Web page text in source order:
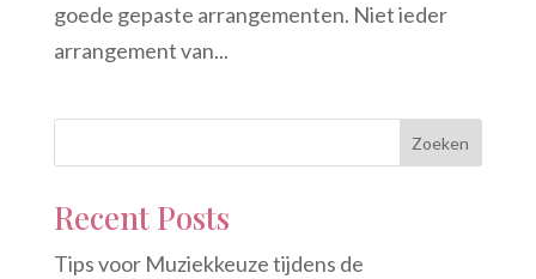
goede gepaste arrangementen. Niet ieder
arrangement van...
Zoeken
Recent Posts
Tips voor Muziekkeuze tijdens de